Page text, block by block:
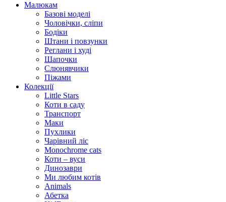
Малюкам
Базові моделі
Чоловічки, сліпи
Бодіки
Штани і повзунки
Реглани і худі
Шапочки
Слюнявчики
Піжами
Колекції
Little Stars
Коти в саду
Транспорт
Маки
Пухлики
Чарівний ліс
Monochrome cats
Коти – вуси
Динозаври
Ми любим котів
Animals
Абетка